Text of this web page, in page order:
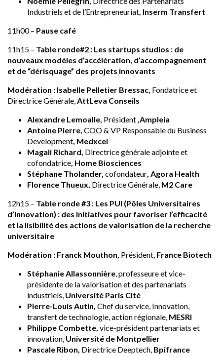
Industriels et de l’Entrepreneuriat , Inserm Transfert
11h00 – Pause café
11h15 – Table ronde#2 : Les startups studios : de
nouveaux modèles d’accélération, d’accompagnement
et de “dérisquage” des projets innovants
Modération : Isabelle Pelletier Bressac, Fondatrice et
Directrice Générale, AttLeva Conseils
Alexandre Lemoalle, Président ,Ampleia
Antoine Pierre, COO & VP Responsable du Business
Development , Medxcel
Magali Richard, Directrice générale adjointe et
cofondatrice , Home Biosciences
Stéphane Tholander, cofondateur , Agora Health
Florence Thueux, Directrice Générale, M2 Care
12h15 – Table ronde #3 : Les PUI (Pôles Universitaires
d’Innovation) : des initiatives pour favoriser l’efficacité
et la lisibilité des actions de valorisation de la recherche
universitaire
Modération : Franck Mouthon, Président, France Biotech
Stéphanie Allassonnière , professeure et vice-
présidente de la valorisation et des partenariats
industriels, Université Paris Cité
Pierre-Louis Autin, Chef du service, Innovation,
transfert de technologie, action régionale, MESRI
Philippe Combette, vice-président partenariats et
innovation, Université de Montpellier
Pascale Ribon, Directrice Deeptech, Bpifrance